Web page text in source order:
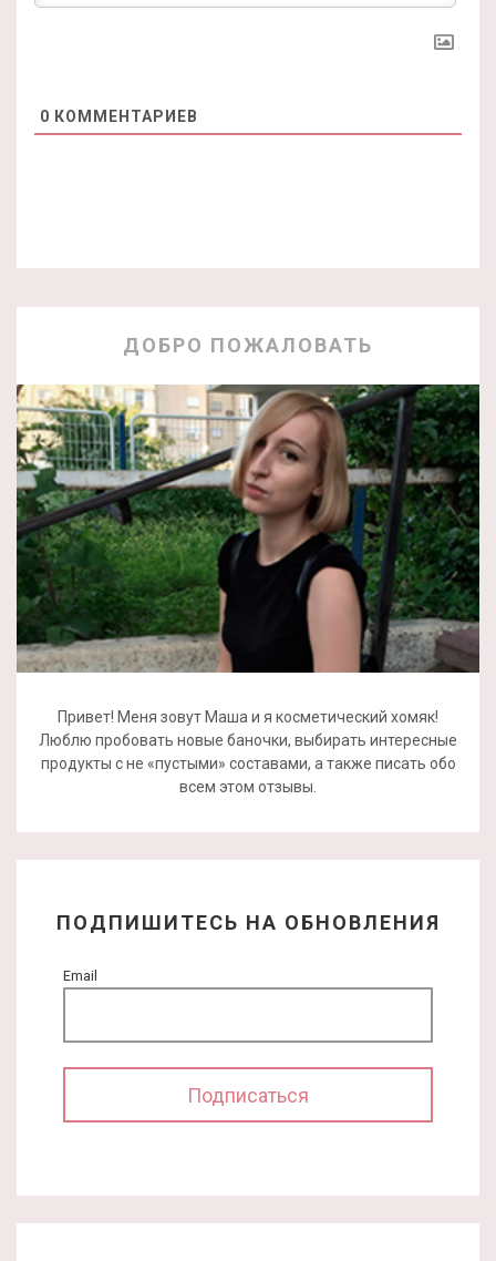
0 КОММЕНТАРИЕВ
ДОБРО ПОЖАЛОВАТЬ
Привет! Меня зовут Маша и я косметический хомяк!
Люблю пробовать новые баночки, выбирать интересные
продукты с не «пустыми» составами, а также писать обо
всем этом отзывы.
ПОДПИШИТЕСЬ НА ОБНОВЛЕНИЯ
Email